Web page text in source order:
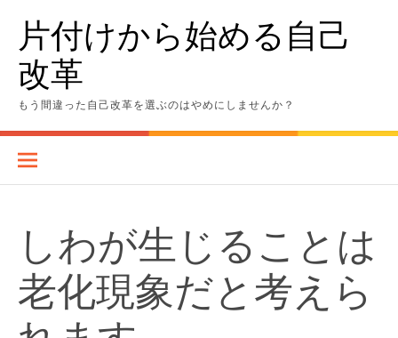
content片付けから始める自己
改革
もう間違った自己改革を選ぶのはやめにしませんか？
しわが生じることは
老化現象だと考えら